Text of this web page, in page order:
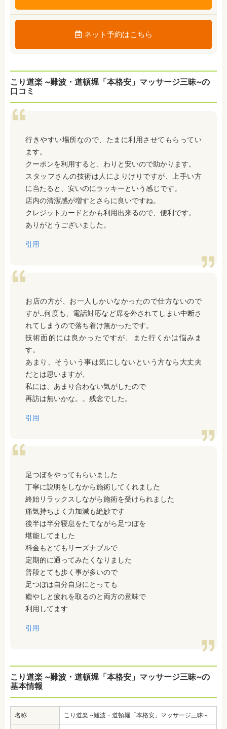
ネット予約はこちら
こり道楽 ~難波・道頓堀「本格安」マッサージ三昧~の
口コミ
行きやすい場所なので、たまに利用させてもらってい
ます。
クーポンを利用すると、わりと安いので助かります。
スタッフさんの技術は人によりけりですが、上手い方
に当たると、安いのにラッキーという感じです。
店内の清潔感が増すとさらに良いですね。
クレジットカードとかも利用出来るので、便利です。
ありがとうございました。
引用
お店の方が、お一人しかいなかったので仕方ないので
すが…何度も、電話対応など席を外されてしまい中断さ
れてしまうので落ち着け無かったです。
技術面的には良かったですが、また行くかは悩みま
す。
あまり、そういう事は気にしないという方なら大丈夫
だとは思いますが、
私には、あまり合わない気がしたので
再訪は無いかな。。残念でした。
引用
足つぼをやってもらいました
丁寧に説明をしなから施術してくれました
終始リラックスしながら施術を受けられました
痛気持ちよく力加減も絶妙です
後半は半分寝息をたてながら足つぼを
堪能してました
料金もとてもリーズナブルで
定期的に通ってみたくなりました
普段とても歩く事が多いので
足つぼは自分自身にとっても
癒やしと疲れを取るのと両方の意味で
利用してます
引用
こり道楽 ~難波・道頓堀「本格安」マッサージ三昧~の
基本情報
名称 こり道楽 ~難波・道頓堀「本格安」マッサージ三昧~